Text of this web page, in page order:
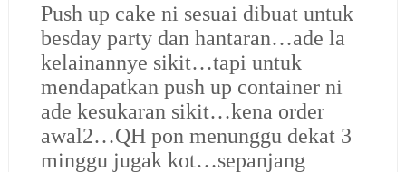
Push up cake ni sesuai dibuat untuk
besday party dan hantaran…ade la
kelainannye sikit…tapi untuk
mendapatkan push up container ni
ade kesukaran sikit…kena order
awal2…QH pon menunggu dekat 3
minggu jugak kot…sepanjang